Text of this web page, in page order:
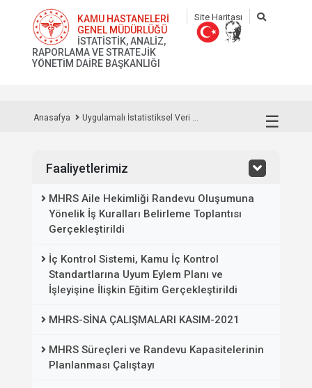
KAMU HASTANELERİ
GENEL MÜDÜRLÜĞÜ
İSTATİSTİK, ANALİZ,
RAPORLAMA VE STRATEJİK
YÖNETİM DAİRE BAŞKANLIĞI
Site Haritası
☰
Anasafya Uygulamalı İstatistiksel Veri ...
Faaliyetlerimiz
MHRS Aile Hekimliği Randevu Oluşumuna
Yönelik İş Kuralları Belirleme Toplantısı
Gerçekleştirildi
İç Kontrol Sistemi, Kamu İç Kontrol
Standartlarına Uyum Eylem Planı ve
İşleyişine İlişkin Eğitim Gerçekleştirildi
MHRS-SİNA ÇALIŞMALARI KASIM-2021
MHRS Süreçleri ve Randevu Kapasitelerinin
Planlanması Çalıştayı